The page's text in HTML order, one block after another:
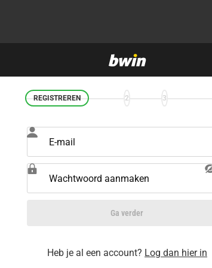
REGISTREREN 2 3
E-mail
Wachtwoord aanmaken
Ga verder
Heb je al een account? Log dan hier in